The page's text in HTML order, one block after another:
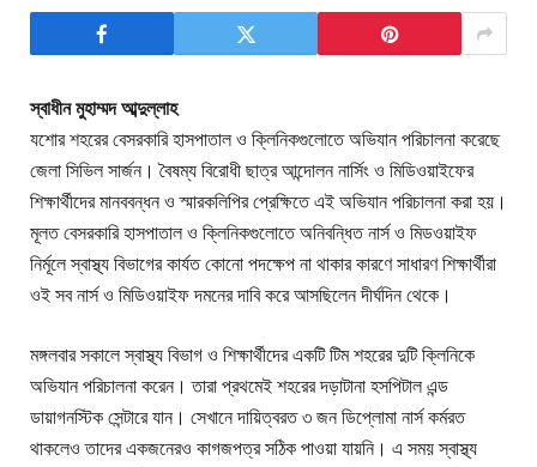
স্বাধীন মুহাম্মদ আব্দুল্লাহ
যশোর শহরের বেসরকারি হাসপাতাল ও ক্লিনিকগুলোতে অভিযান পরিচালনা করেছে
জেলা সিভিল সার্জন। বৈষম্য বিরোধী ছাত্র আন্দোলন নার্সিং ও মিডিওয়াইফের
শিক্ষার্থীদের মানববন্ধন ও স্মারকলিপির প্রেক্ষিতে এই অভিযান পরিচালনা করা হয়।
মূলত বেসরকারি হাসপাতাল ও ক্লিনিকগুলোতে অনিবন্ধিত নার্স ও মিডওয়াইফ
নির্মূলে স্বাস্থ্য বিভাগের কার্যত কোনো পদক্ষেপ না থাকার কারণে সাধারণ শিক্ষার্থীরা
ওই সব নার্স ও মিডিওয়াইফ দমনের দাবি করে আসছিলেন দীর্ঘদিন থেকে।
মঙ্গলবার সকালে স্বাস্থ্য বিভাগ ও শিক্ষার্থীদের একটি টিম শহরের দুটি ক্লিনিকে
অভিযান পরিচালনা করেন। তারা প্রথমেই শহরের দড়াটানা হসপিটাল এন্ড
ডায়াগনস্টিক সেন্টারে যান। সেখানে দায়িত্বরত ৩ জন ডিপ্লোমা নার্স কর্মরত
থাকলেও তাদের একজনেরও কাগজপত্র সঠিক পাওয়া যায়নি। এ সময় স্বাস্থ্য